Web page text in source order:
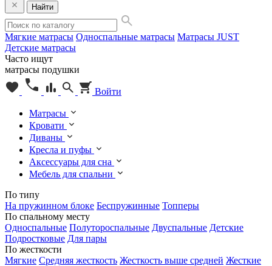
Найти
Мягкие матрасы Односпальные матрасы Матрасы JUST
Детские матрасы
Часто ищут
матрасы подушки
Войти
Матрасы
Кровати
Диваны
Кресла и пуфы
Аксессуары для сна
Мебель для спальни
По типу
На пружинном блоке Беспружинные Топперы
По спальному месту
Односпальные Полутороспальные Двуспальные Детские
Подростковые Для пары
По жесткости
Мягкие Средняя жесткость Жесткость выше средней Жесткие